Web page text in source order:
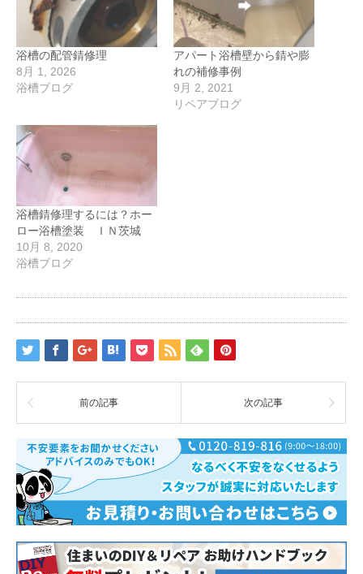
浴槽の配管錆修理
8月 1, 2026
浴槽ブログ
アパート浴槽壁から錆や膨
れの補修事例
9月 2, 2021
リペアブログ
浴槽錆修理するには？ホー
ロー浴槽塗装 ＩＮ茨城
10月 8, 2020
浴槽ブログ
前の記事 次の記事